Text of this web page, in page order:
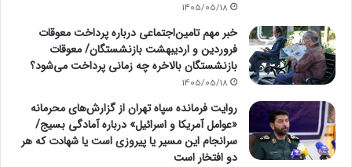
1405/05/18
خبر مهم تامین‌اجتماعی درباره پرداخت معوقات
فروردین و اردیبهشت بازنشستگان/ معوقات
بازنشستگان بالاخره چه زمانی پرداخت می‌شود؟
1405/05/18
روایت فرمانده سپاه تهران از گزارش‌های محرمانه
«عوامل آمریکا و اسرائیل» درباره آمادگی بسیج/
سرانجام این مسیر یا پیروزی است یا شهادت که هر
دو افتخار است